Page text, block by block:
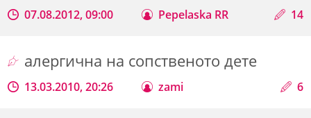
07.08.2012, 09:00 Pepelaska RR 14
алергична на сопственото дете
13.03.2010, 20:26 zami 6